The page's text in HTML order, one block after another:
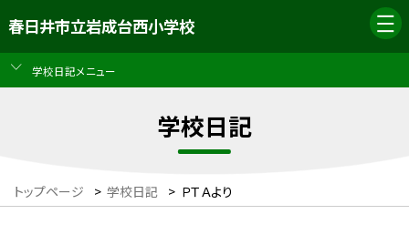
春日井市立岩成台西小学校
学校日記メニュー
学校日記
トップページ > 学校日記 > ＰＴＡより